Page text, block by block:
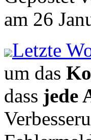
am 26
Letzte
um das
dass jede